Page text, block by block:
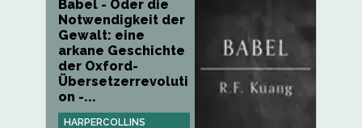
Babel - Oder die
Notwendigkeit der
Gewalt: eine
arkane Geschichte
der Oxford-
Übersetzerrevoluti
on -...
HARPERCOLLINS